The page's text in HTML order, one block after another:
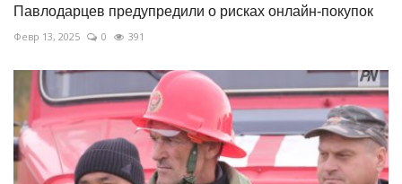
Павлодарцев предупредили о рисках онлайн-покупок
Февр 13, 2025 0 391